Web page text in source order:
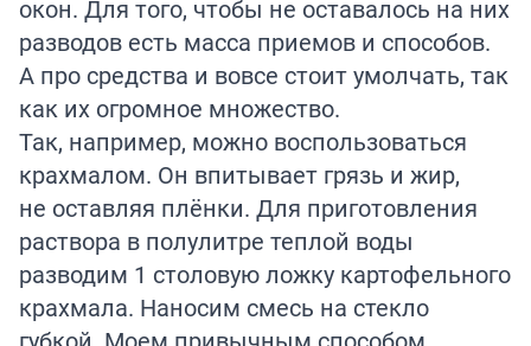
окон. Для того, чтобы не оставалось на них
разводов есть масса приемов и способов.
А про средства и вовсе стоит умолчать, так
как их огромное множество.
Так, например, можно воспользоваться
крахмалом. Он впитывает грязь и жир,
не оставляя плёнки. Для приготовления
раствора в полулитре теплой воды
разводим 1 столовую ложку картофельного
крахмала. Наносим смесь на стекло